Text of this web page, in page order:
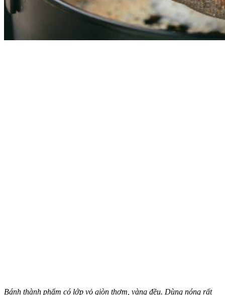
Bánh thành phẩm có lớp vỏ giòn thơm, vàng đều. Dùng nóng rất